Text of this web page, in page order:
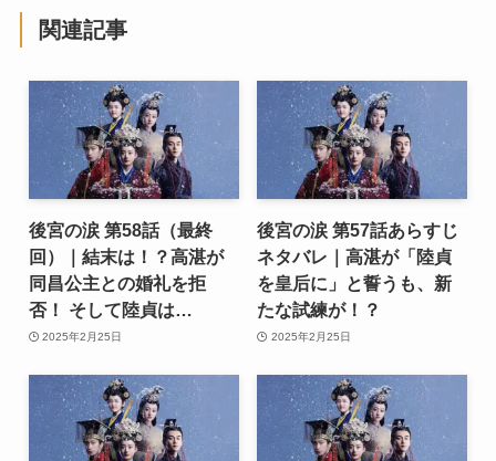
関連記事
後宮の涙 第58話（最終
回）｜結末は！？高湛が
同昌公主との婚礼を拒
否！ そして陸貞は…
2025年2月25日
後宮の涙 第57話あらすじ
ネタバレ｜高湛が「陸貞
を皇后に」と誓うも、新
たな試練が！？
2025年2月25日